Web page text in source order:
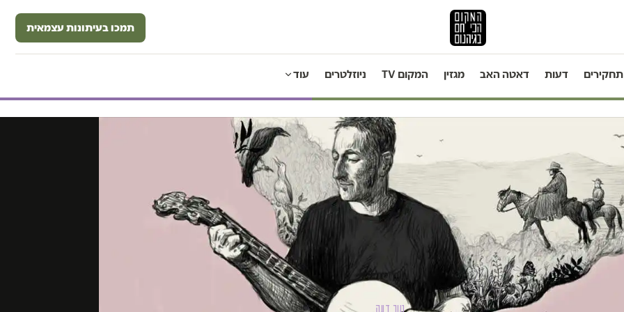
תמכו בעיתונות עצמאית
תחקירים דעות דאטה האב מגזין המקום TV ניוזלטרים עוד
טור דעה